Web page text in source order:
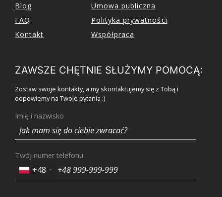
Blog
FAQ
Kontakt
Umowa publiczna
Polityka prywatności
Współpraca
ZAWSZE CHĘTNIE SŁUŻYMY POMOCĄ:
Zostaw swoje kontakty, a my skontaktujemy się z Tobą i
odpowiemy na Twoje pytania :)
Imię i nazwisko
Twój numer telefonu
+48